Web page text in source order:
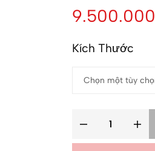
9.500.000
Kích Thước